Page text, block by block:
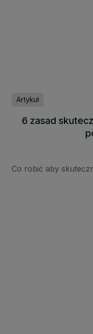
Artykuł
6 zasad
Co robić aby